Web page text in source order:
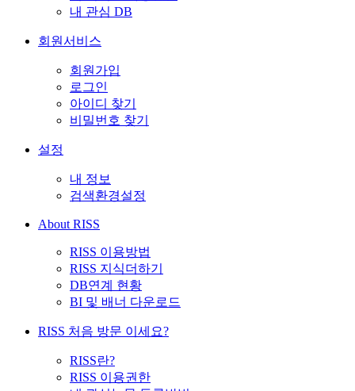
내 관심 DB
회원서비스
회원가입
로그인
아이디 찾기
비밀번호 찾기
설정
내 정보
검색환경설정
About RISS
RISS 이용방법
RISS 지식더하기
DB연계 현황
BI 및 배너 다운로드
RISS 처음 방문 이세요?
RISS란?
RISS 이용권한